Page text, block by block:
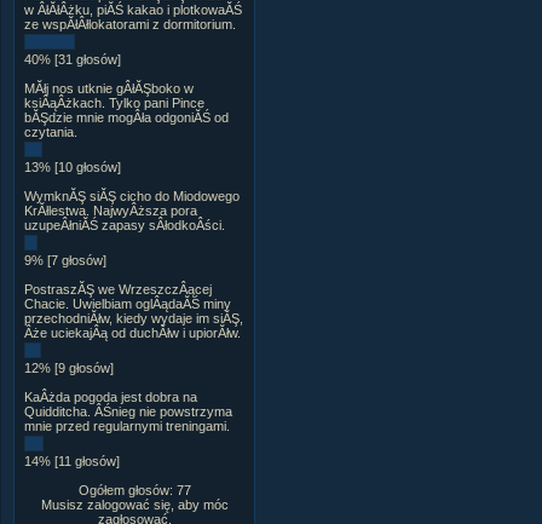
w ÂłĂłÂżku, piĂŚ kakao i plotkowaĂŚ
ze wspĂłÂłlokatorami z dormitorium.
40% [31 głosów]
MĂłj nos utknie gÂłĂŞboko w
ksiÂąÂżkach. Tylko pani Pince
bĂŞdzie mnie mogÂła odgoniĂŚ od
czytania.
13% [10 głosów]
WymknĂŞ siĂŞ cicho do Miodowego
KrĂłlestwa. NajwyÂższa pora
uzupeÂłniĂŚ zapasy sÂłodkoÂści.
9% [7 głosów]
PostraszĂŞ we WrzeszczÂącej
Chacie. Uwielbiam oglÂądaĂŚ miny
przechodniĂłw, kiedy wydaje im siĂŞ,
Âże uciekajÂą od duchĂłw i upiorĂłw.
12% [9 głosów]
KaÂżda pogoda jest dobra na
Quidditcha. ÂŚnieg nie powstrzyma
mnie przed regularnymi treningami.
14% [11 głosów]
Ogółem głosów: 77
Musisz zalogować się, aby móc
zagłosować.